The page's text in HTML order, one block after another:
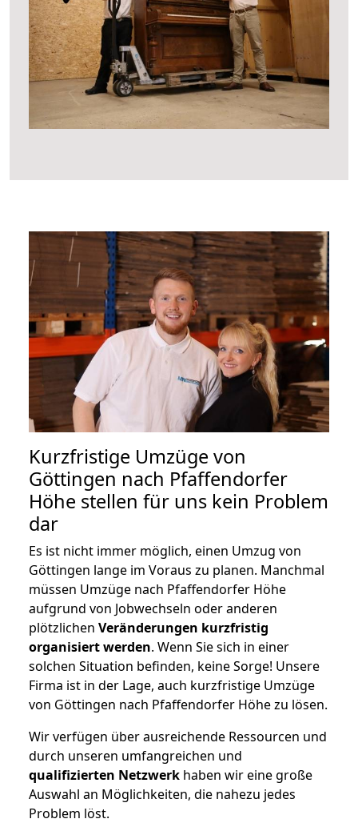
Kurzfristige Umzüge von
Göttingen nach Pfaffendorfer
Höhe stellen für uns kein Problem
dar
Es ist nicht immer möglich, einen Umzug von
Göttingen lange im Voraus zu planen. Manchmal
müssen Umzüge nach Pfaffendorfer Höhe
aufgrund von Jobwechseln oder anderen
plötzlichen Veränderungen kurzfristig
organisiert werden. Wenn Sie sich in einer
solchen Situation befinden, keine Sorge! Unsere
Firma ist in der Lage, auch kurzfristige Umzüge
von Göttingen nach Pfaffendorfer Höhe zu lösen.
Wir verfügen über ausreichende Ressourcen und
durch unseren umfangreichen und
qualifizierten Netzwerk haben wir eine große
Auswahl an Möglichkeiten, die nahezu jedes
Problem löst.